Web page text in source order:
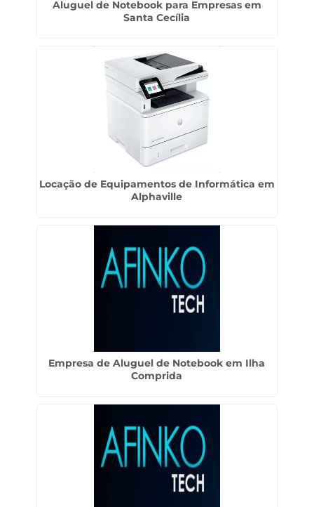
Aluguel de Notebook para Empresas em
Santa Cecília
Locação de Equipamentos de Informática em
Alphaville
Empresa de Aluguel de Notebook em Ilha
Comprida